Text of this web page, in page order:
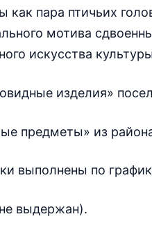
как пара птичьих
мотива
искусства
изделия»
выполнены по
выдержан).